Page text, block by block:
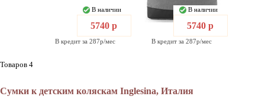
В наличии
5740 р
В кредит за 287р/мес
В наличии
5740 р
В кредит за 287р/мес
Товаров 4
Сумки к детским коляскам Inglesina, Италия